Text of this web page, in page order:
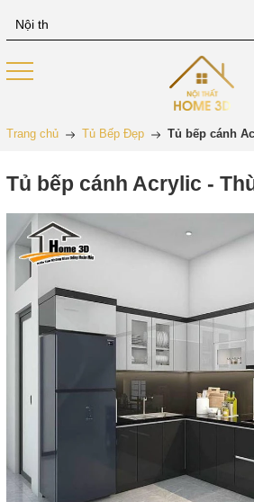
Trang chủ Tủ Bếp Đẹp Tủ bếp cánh
Tủ bếp cánh Acrylic -